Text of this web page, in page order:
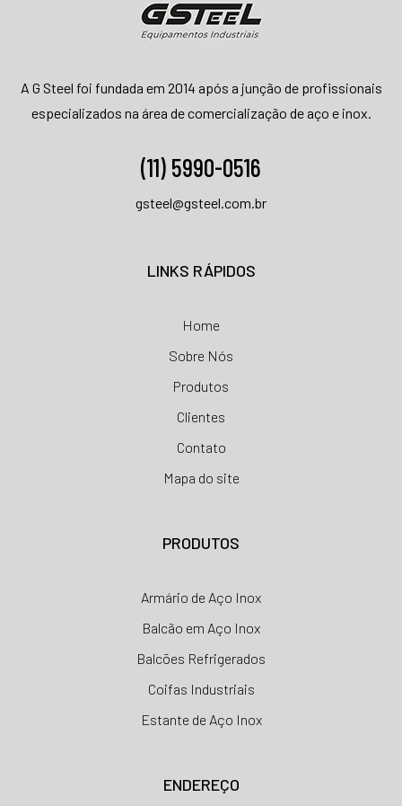
A G Steel foi fundada em 2014 após a junção de profissionais
especializados na área de comercialização de aço e inox.
(11) 5990-0516
gsteel@gsteel.com.br
LINKS RÁPIDOS
Home
Sobre Nós
Produtos
Clientes
Contato
Mapa do site
PRODUTOS
Armário de Aço Inox
Balcão em Aço Inox
Balcões Refrigerados
Coifas Industriais
Estante de Aço Inox
ENDEREÇO